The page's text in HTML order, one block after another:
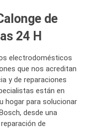
de
24 H
electrodomésticos
que nos acreditan
y de reparaciones
están en
hogar para solucionar
desde una
de